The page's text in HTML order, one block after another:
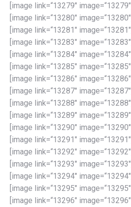
[image link=“13279″ image=“13279″]
[image link=“13280″ image=“13280″]
[image link=“13281″ image=“13281″]
[image link=“13283″ image=“13283″]
[image link=“13284″ image=“13284″]
[image link=“13285″ image=“13285″]
[image link=“13286″ image=“13286″]
[image link=“13287″ image=“13287″]
[image link=“13288″ image=“13288″]
[image link=“13289″ image=“13289″]
[image link=“13290″ image=“13290″]
[image link=“13291″ image=“13291″]
[image link=“13292″ image=“13292″]
[image link=“13293″ image=“13293″]
[image link=“13294″ image=“13294″]
[image link=“13295″ image=“13295″]
[image link=“13296″ image=“13296″]